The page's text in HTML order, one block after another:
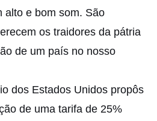
alto e bom som. São
os traidores da pátria
de um país no nosso
dos Estados Unidos propôs
de uma tarifa de 25%